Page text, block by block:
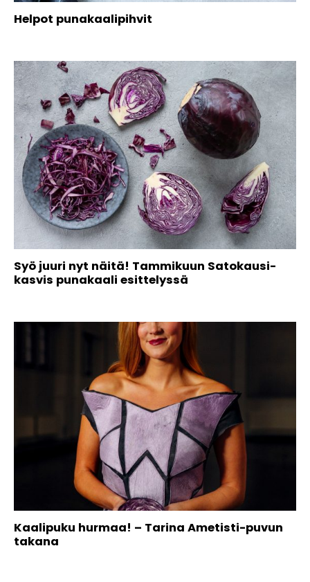
Helpot punakaalipihvit
Syö juuri nyt näitä! Tammikuun Satokausi-
kasvis punakaali esittelyssä
Kaalipuku hurmaa! – Tarina Ametisti-puvun
takana